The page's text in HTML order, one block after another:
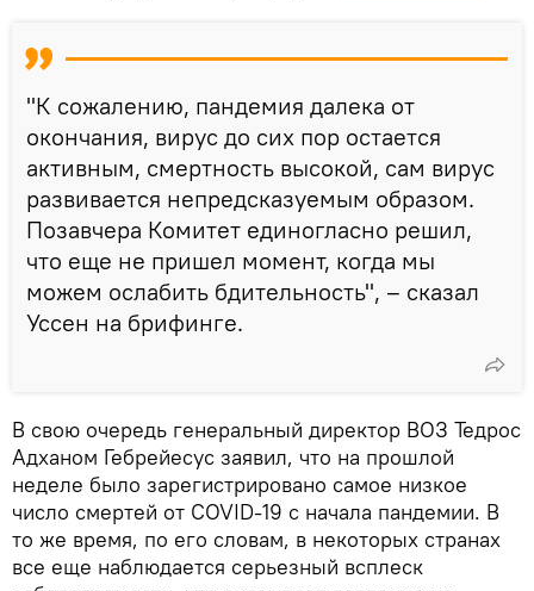
"К сожалению, пандемия далека от
окончания, вирус до сих пор остается
активным, смертность высокой, сам вирус
развивается непредсказуемым образом.
Позавчера Комитет единогласно решил,
что еще не пришел момент, когда мы
можем ослабить бдительность", – сказал
Уссен на брифинге.
В свою очередь генеральный директор ВОЗ Тедрос
Адханом Гебрейесус заявил, что на прошлой
неделе было зарегистрировано самое низкое
число смертей от COVID-19 с начала пандемии. В
то же время, по его словам, в некоторых странах
все еще наблюдается серьезный всплеск